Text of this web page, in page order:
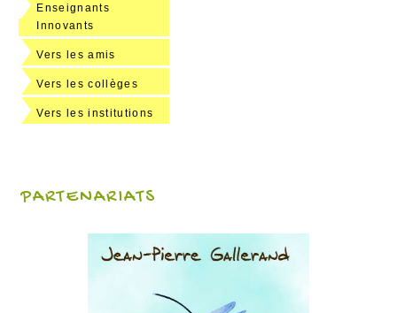
Enseignants
Innovants
Vers les amis
Vers les collèges
Vers les institutions
PARTENARIATS